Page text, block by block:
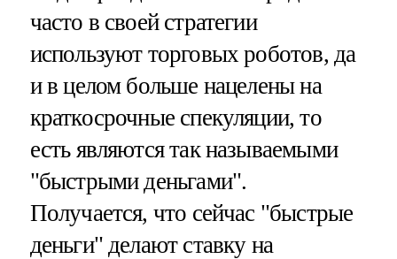
часто в своей стратегии
используют торговых роботов, да
и в целом больше нацелены на
краткосрочные спекуляции, то
есть являются так называемыми
"быстрыми деньгами".
Получается, что сейчас "быстрые
деньги" делают ставку на